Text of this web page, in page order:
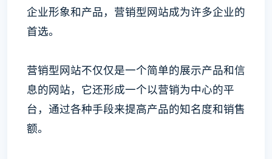
企业形象和产品，营销型网站成为许多企业的
首选。
营销型网站不仅仅是一个简单的展示产品和信
息的网站，它还形成一个以营销为中心的平
台，通过各种手段来提高产品的知名度和销售
额。